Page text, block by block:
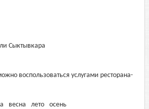
Сыктывкара
воспользоваться услугами ресторана-
весна лето осень